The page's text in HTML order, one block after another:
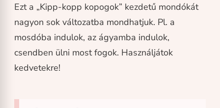
Ezt a „Kipp-kopp kopogok” kezdetű mondókát
nagyon sok változatba mondhatjuk. Pl. a
mosdóba indulok, az ágyamba indulok,
csendben ülni most fogok. Használjátok
kedvetekre!